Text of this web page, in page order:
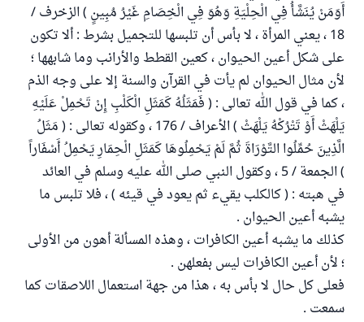
أَوَمَنْ يُنَشَّأُ فِي الْحِلْيَةِ وَهُوَ فِي الْخِصَامِ غَيْرُ مُبِينٍ ) الزخرف /
18 ، يعني المرأة ، لا بأس أن تلبسها للتجميل بشرط : ألا تكون
على شكل أعين الحيوان ، كعين القطط والأرانب وما شابهها ؛
لأن مثال الحيوان لم يأت في القرآن والسنة إلا على وجه الذم
، كما في قول الله تعالى : ( فَمَثَلُهُ كَمَثَلِ الْكَلْبِ إِنْ تَحْمِلْ عَلَيْهِ
يَلْهَثْ أَوْ تَتْرُكْهُ يَلْهَثْ ) الأعراف / 176 ، وكقوله تعالى : ( مَثَلُ
الَّذِينَ حُمِّلُوا التَّوْرَاةَ ثُمَّ لَمْ يَحْمِلُوهَا كَمَثَلِ الْحِمَارِ يَحْمِلُ أَسْفَاراً
) الجمعة / 5 ، وكقول النبي صلى الله عليه وسلم في العائد
في هبته : ( كالكلب يقيء ثم يعود في قيئه ) ، فلا تلبس ما
يشبه أعين الحيوان .
كذلك ما يشبه أعين الكافرات ، وهذه المسألة أهون من الأولى
؛ لأن أعين الكافرات ليس بفعلهن .
فعلى كل حال لا بأس به ، هذا من جهة استعمال اللاصقات كما
سمعت .